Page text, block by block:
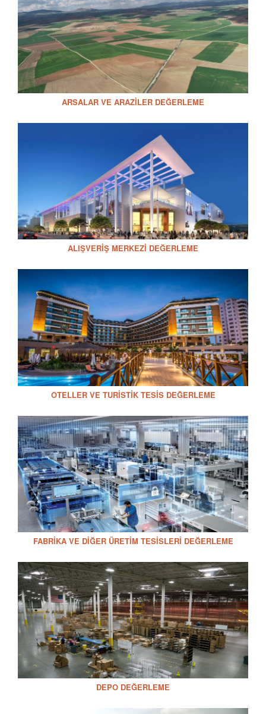
ARSALAR VE ARAZILER DEĞERLEME
ALIŞVERIŞ MERKEZI DEĞERLEME
OTELLER VE TURISTIK TESIS DEĞERLEME
FABRIKA VE DIĞER ÜRETIM TESISLERI DEĞERLEME
DEPO DEĞERLEME